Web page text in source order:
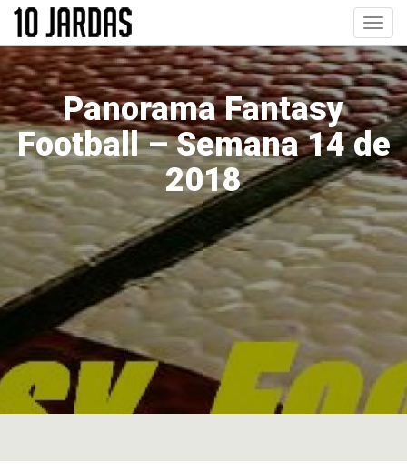
Pular
o
conteúdo
principal
Panorama Fantasy
Football – Semana 14 de
2018